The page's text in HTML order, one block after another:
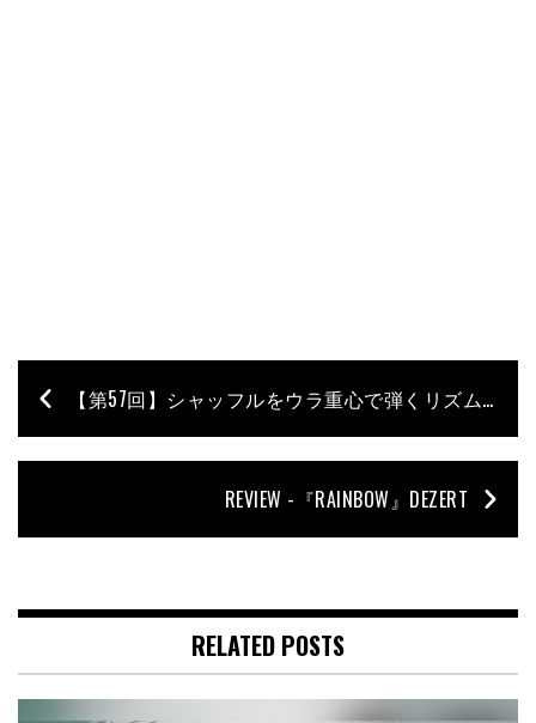
【第57回】シャッフルをウラ重心で弾くリズム練／石村順の低音よろず相談所 〜Jun’s Bass Clinic〜
REVIEW -『RAINBOW』DEZERT
RELATED POSTS